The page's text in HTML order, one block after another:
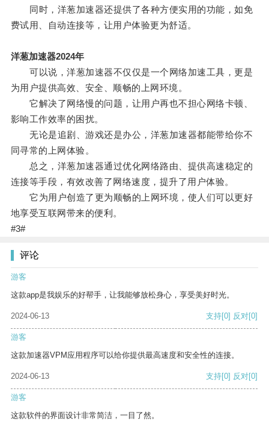
同时，洋葱加速器还提供了各种方便实用的功能，如免
费试用、自动连接等，让用户体验更为舒适。
洋葱加速器2024年
可以说，洋葱加速器不仅仅是一个网络加速工具，更是
为用户提供高效、安全、顺畅的上网环境。
它解决了网络慢的问题，让用户再也不担心网络卡顿、
影响工作效率的困扰。
无论是追剧、游戏还是办公，洋葱加速器都能带给你不
同寻常的上网体验。
总之，洋葱加速器通过优化网络路由、提供高速稳定的
连接等手段，有效改善了网络速度，提升了用户体验。
它为用户创造了更为顺畅的上网环境，使人们可以更好
地享受互联网带来的便利。
#3#
评论
游客
这款app是我娱乐的好帮手，让我能够放松身心，享受美好时光。
2024-06-13 支持[0] 反对[0]
游客
这款加速器VPM应用程序可以给你提供最高速度和安全性的连接。
2024-06-13 支持[0] 反对[0]
游客
这款软件的界面设计非常简洁，一目了然。